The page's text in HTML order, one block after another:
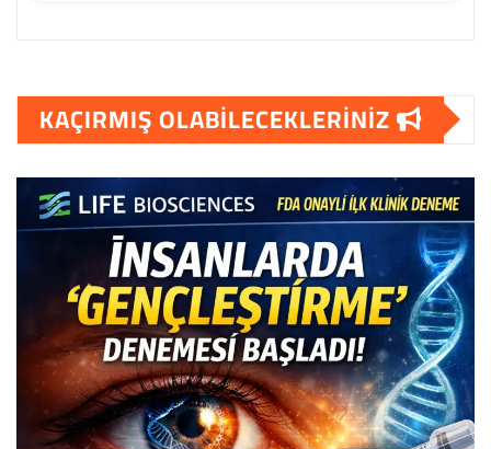
KAÇIRMIŞ OLABILECEKLERINIZ